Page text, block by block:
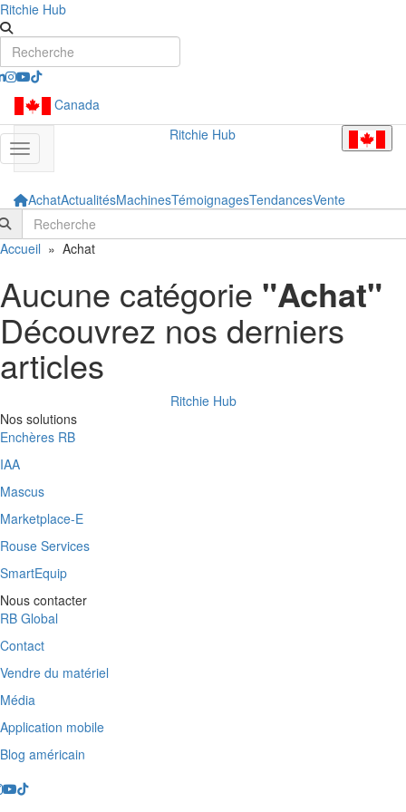
Ritchie Hub
Canada
Afficher/masquer la navigation
Ritchie Hub
AchatActualitésMachinesTémoignagesTendancesVente
Accueil » Achat
Aucune catégorie "Achat"
Découvrez nos derniers
articles
Ritchie Hub
Nos solutions
Enchères RB
IAA
Mascus
Marketplace-E
Rouse Services
SmartEquip
Nous contacter
RB Global
Contact
Vendre du matériel
Média
Application mobile
Blog américain